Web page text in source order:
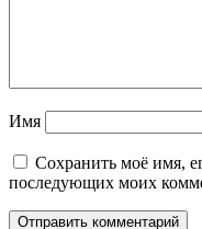
Имя
Сохранить моё имя,
последующих моих